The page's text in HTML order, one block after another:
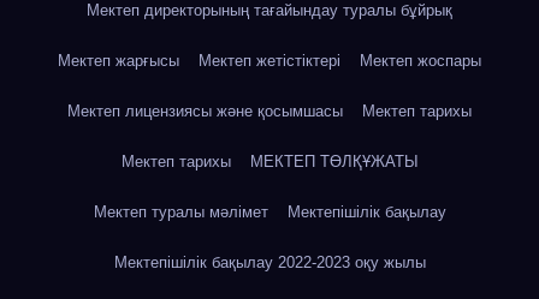
Мектеп директорының тағайындау туралы бұйрық
Мектеп жарғысы Мектеп жетістіктері Мектеп жоспары
Мектеп лицензиясы және қосымшасы Мектеп тарихы
Мектеп тарихы МЕКТЕП ТӨЛҚҰЖАТЫ
Мектеп туралы мәлімет Мектепішілік бақылау
Мектепішілік бақылау 2022-2023 оқу жылы